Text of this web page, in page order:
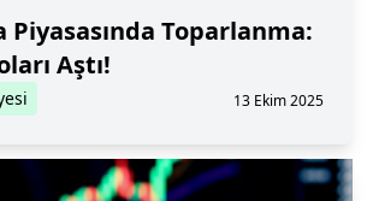
Piyasasında Toparlanma:
Aştı!
13 Ekim 2025